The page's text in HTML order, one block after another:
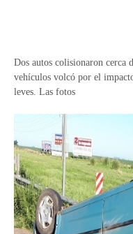
Dos autos colisionaron cerca
vehículos volcó por el
leves. Las fotos